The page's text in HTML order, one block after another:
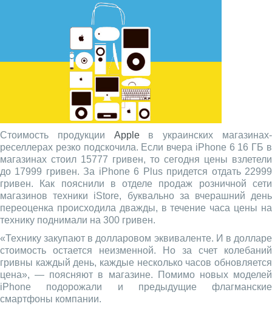
Стоимость продукции Appleв украинских магазинах-
реселлерах резко подскочила. Если вчера iPhone 6 16 ГБ в
магазинах стоил 15777 гривен, то сегодня цены взлетели
до 17999 гривен. За iPhone 6 Plus придется отдать 22999
гривен. Как пояснили в отделе продаж розничной сети
магазинов техники iStore, буквально за вчерашний день
переоценка происходила дважды, в течение часа цены на
технику поднимали на 300 гривен.
«Технику закупают в долларовом эквиваленте. И в долларе
стоимость остается неизменной. Но за счет колебаний
гривны каждый день, каждые несколько часов обновляется
цена», — поясняют в магазине. Помимо новых моделей
iPhone подорожали и предыдущие флагманские
смартфоны компании.